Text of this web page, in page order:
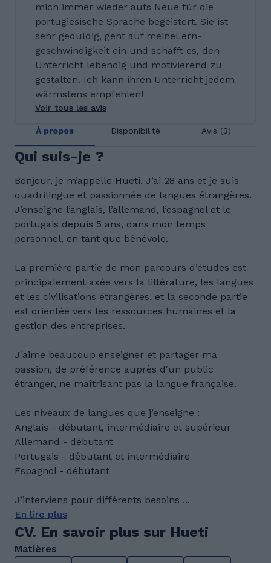
mich immer wieder aufs Neue für die
portugiesische Sprache begeistert. Sie ist
sehr geduldig, geht auf meineLern­
geschwindigkeit ein und schafft es, den
Unterricht lebendig und motivierend zu
gestalten. Ich kann ihren Unterricht jedem
wärmstens empfehlen!
Voir tous les avis
À propos Disponibilité Avis (3)
Qui suis-je ?
Bonjour, je m’appelle Hueti. J’ai 28 ans et je suis
quadrilingue et passionnée de langues étrangères.
J’enseigne l’anglais, l’allemand, l’espagnol et le
portugais depuis 5 ans, dans mon temps
personnel, en tant que bénévole.
La première partie de mon parcours d’études est
principalement axée vers la littérature, les langues
et les civilisations étrangères, et la seconde partie
est orientée vers les ressources humaines et la
gestion des entreprises.
J'aime beaucoup enseigner et partager ma
passion, de préférence auprès d'un public
étranger, ne maîtrisant pas la langue française.
Les niveaux de langues que j’enseigne :
Anglais - débutant, intermédiaire et supérieur
Allemand - débutant
Portugais - débutant et intermédiaire
Espagnol - débutant
J’interviens pour différents besoins ...
En lire plus
CV. En savoir plus sur Hueti
Matières